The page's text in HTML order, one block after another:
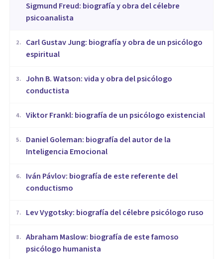
Sigmund Freud: biografía y obra del célebre
psicoanalista
2.
​Carl Gustav Jung: biografía y obra de un psicólogo
espiritual
3. John B. Watson: vida y obra del psicólogo
conductista
4. Viktor Frankl: biografía de un psicólogo existencial
5.
Daniel Goleman: biografía del autor de la
Inteligencia Emocional
6.
Iván Pávlov: biografía de este referente del
conductismo
7. Lev Vygotsky: biografía del célebre psicólogo ruso
8. Abraham Maslow: biografía de este famoso
psicólogo humanista